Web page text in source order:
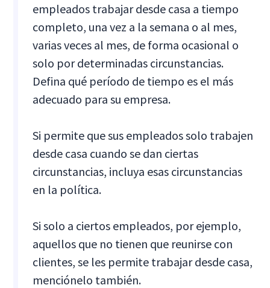
empleados trabajar desde casa a tiempo
completo, una vez a la semana o al mes,
varias veces al mes, de forma ocasional o
solo por determinadas circunstancias.
Defina qué período de tiempo es el más
adecuado para su empresa.
Si permite que sus empleados solo trabajen
desde casa cuando se dan ciertas
circunstancias, incluya esas circunstancias
en la política.
Si solo a ciertos empleados, por ejemplo,
aquellos que no tienen que reunirse con
clientes, se les permite trabajar desde casa,
menciónelo también.